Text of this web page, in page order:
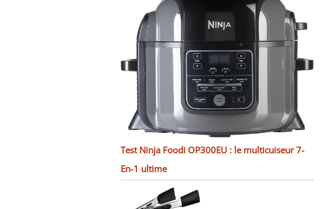
Test Ninja Foodi OP300EU : le multicuiseur 7-
En-1 ultime